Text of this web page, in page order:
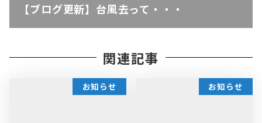
【ブログ更新】台風去って・・・
関連記事
お知らせ お知らせ